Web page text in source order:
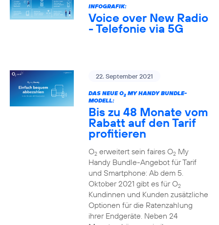
INFOGRAFIK:
Voice over New Radio
- Telefonie via 5G
22. September 2021
DAS NEUE O2MY HANDY BUNDLE-
MODELL:
Bis zu 48 Monate vom
Rabatt auf den Tarif
profitieren
O2erweitert sein faires O2My
Handy Bundle-Angebot für Tarif
und Smartphone: Ab dem 5.
Oktober 2021 gibt es für O2
Kundinnen und Kunden zusätzliche
Optionen für die Ratenzahlung
ihrer Endgeräte. Neben 24